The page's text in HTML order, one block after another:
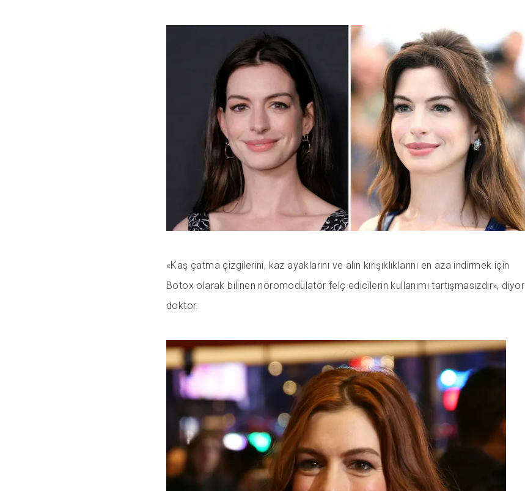
«Kaş çatma çizgilerini, kaz ayaklarını ve alın kırışıklıklarını en aza indirmek için
Botox olarak bilinen nöromodülatör felç edicilerin kullanımı tartışmasızdır», diyor
doktor.